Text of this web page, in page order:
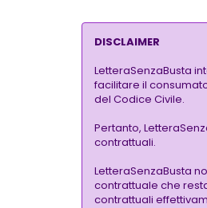
DISCLAIMER
LetteraSenzaBusta
facilitare il
del Codice Civile.
Pertanto,
contrattuali.
LetteraSenzaBusta
contrattuale che
contrattuali